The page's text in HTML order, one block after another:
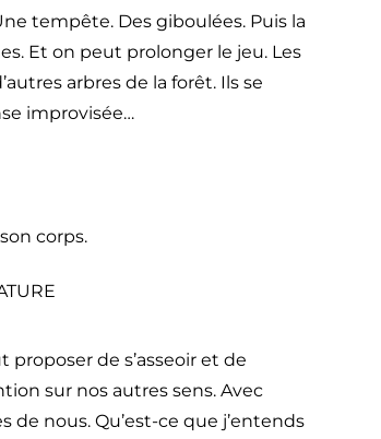
tempête. Des giboulées. Puis la
Et on peut prolonger le jeu. Les
arbres de la forêt. Ils se
improvisée…
corps.
de s’asseoir et de
sur nos autres sens. Avec
de nous. Qu’est-ce que j’entends